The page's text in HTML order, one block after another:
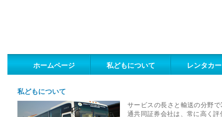
ホームページ 私どもについて レンタカー
私どもについて
サービスの長さと輸送の分野
通共同証券会社は、常に高く